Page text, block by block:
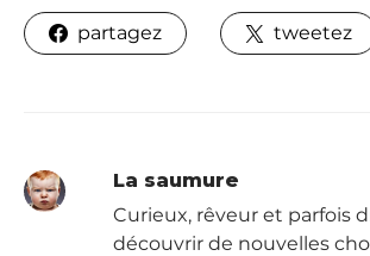
partagez tweetez
La saumure
Curieux, rêveur et parfois
découvrir de nouvelles